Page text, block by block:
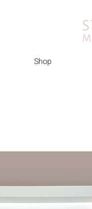
Shop